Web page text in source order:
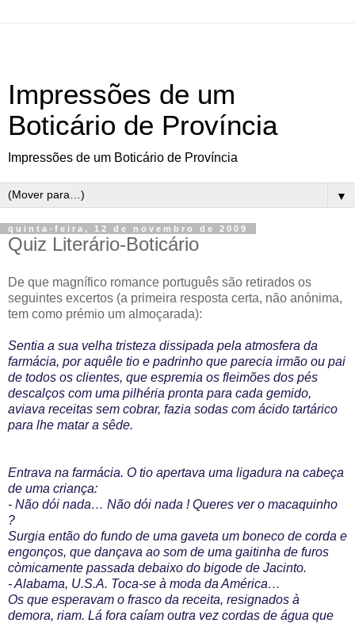
Impressões de um
Boticário de Província
Impressões de um Boticário de Província
▼
quinta-feira, 12 de novembro de 2009
Quiz Literário-Boticário
De que magnífico romance português são retirados os
seguintes excertos (a primeira resposta certa, não anónima,
tem como prémio um almoçarada):
Sentia a sua velha tristeza dissipada pela atmosfera da
farmácia, por aquêle tio e padrinho que parecia irmão ou pai
de todos os clientes, que espremia os fleimões dos pés
descalços com uma pilhéria pronta para cada gemido,
aviava receitas sem cobrar, fazia sodas com ácido tartárico
para lhe matar a sêde.
Entrava na farmácia. O tio apertava uma ligadura na cabeça
de uma criança:
- Não dói nada… Não dói nada ! Queres ver o macaquinho
?
Surgia então do fundo de uma gaveta um boneco de corda e
engonços, que dançava ao som de uma gaitinha de furos
còmicamente passada debaixo do bigode de Jacinto.
- Alabama, U.S.A. Toca-se à moda da América…
Os que esperavam o frasco da receita, resignados à
demora, riam. Lá fora caíam outra vez cordas de água que